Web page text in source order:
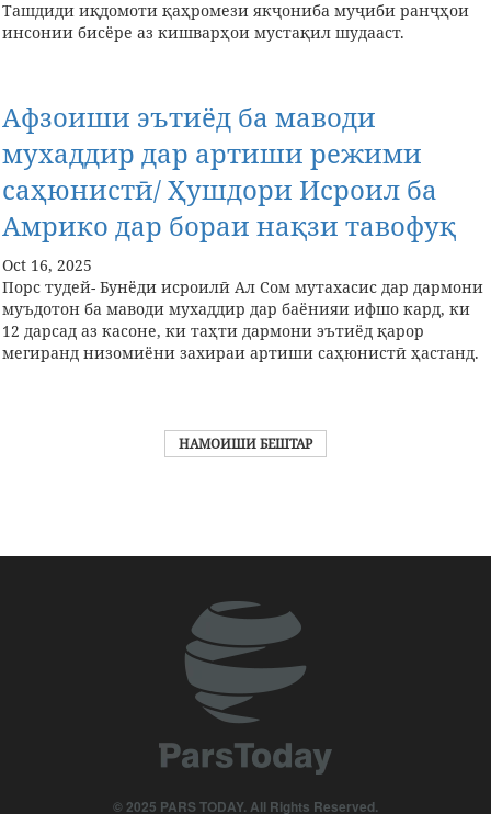
Ташдиди иқдомоти қаҳромези якҷониба муҷиби ранҷҳои
инсонии бисёре аз кишварҳои мустақил шудааст.
Афзоиши эътиёд ба маводи
мухаддир дар артиши режими
саҳюнистӣ/ Ҳушдори Исроил ба
Амрико дар бораи нақзи тавофуқ
Oct 16, 2025
Порс тудей- Бунёди исроилӣ Ал Сом мутахасис дар дармони
муъдотон ба маводи мухаддир дар баёнияи ифшо кард, ки
12 дарсад аз касоне, ки таҳти дармони эътиёд қарор
мегиранд низомиёни захираи артиши саҳюнистӣ ҳастанд.
НАМОИШИ БЕШТАР
© 2025 PARS TODAY. All Rights Reserved.